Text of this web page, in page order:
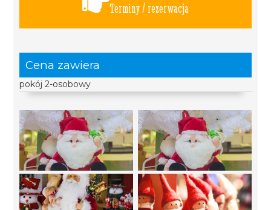
Terminy / rezerwacja
Cena zawiera
pokój 2-osobowy